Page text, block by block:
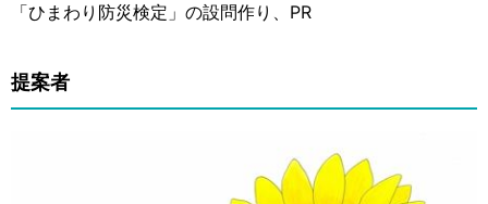
「ひまわり防災検定」の設問作り、PR
提案者